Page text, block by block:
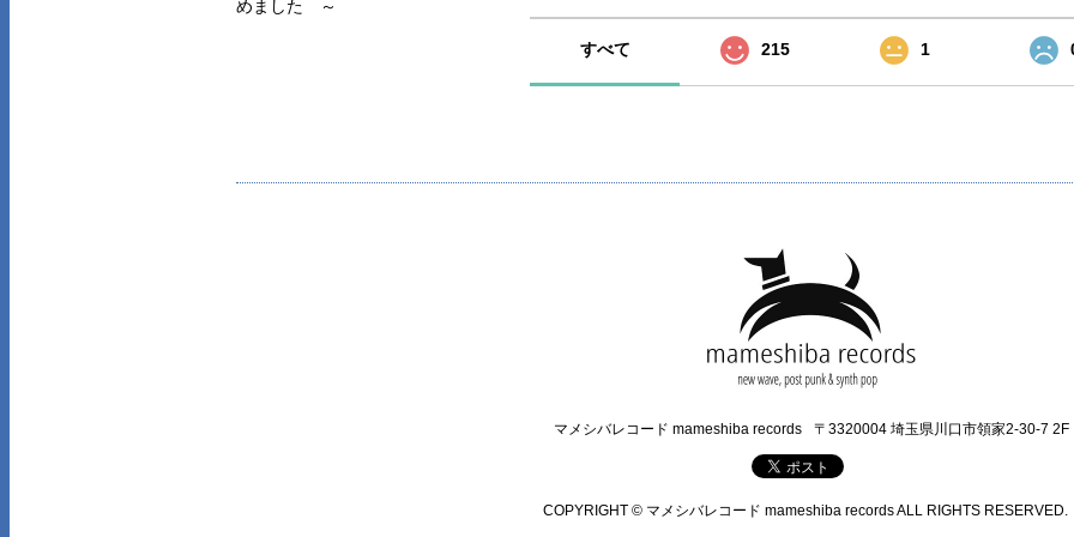
すべて 215 1
めました ～
マメシバレコード mameshiba records 〒3320004 埼玉県川口市領家2-30-7 2F
COPYRIGHT © マメシバレコード mameshiba records ALL RIGHTS RESERVED.